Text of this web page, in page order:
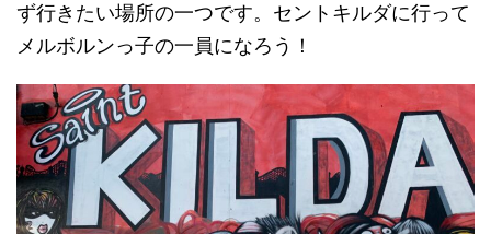
ず行きたい場所の一つです。セントキルダに行って
メルボルンっ子の一員になろう！